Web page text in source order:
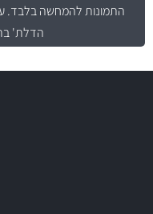
התמונות להמחשה בלבד.
הדלת'